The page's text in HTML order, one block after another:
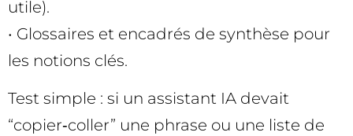
utile).
• Glossaires et encadrés de synthèse pour
les notions clés.
Test simple : si un assistant IA devait
“copier‑coller” une phrase ou une liste de